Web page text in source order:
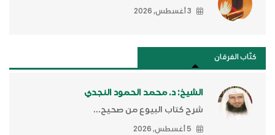
3 أغسطس, 2026
كتَّاب الفرقان
الشيخ: د. محمد الحمود النجدي
شرح كتاب البيوع من صحيح...
5 أغسطس, 2026